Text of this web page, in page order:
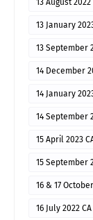
13 August 2022
13 January
13 September
14 December
14 January
14 September
15 April 2023
15 September
16 & 17
16 July 2022 CA